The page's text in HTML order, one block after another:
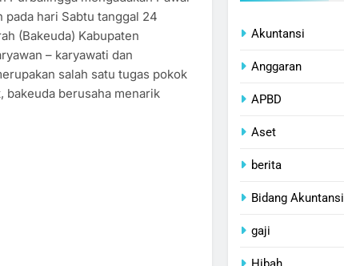
pada hari Sabtu tanggal 24
(Bakeuda) Kabupaten
– karyawati dan
salah satu tugas pokok
bakeuda berusaha menarik
Akuntansi
Anggaran
APBD
Aset
berita
Bidang Akuntansi
gaji